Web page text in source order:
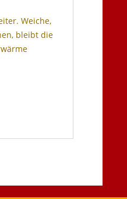
Weiche,
bleibt die